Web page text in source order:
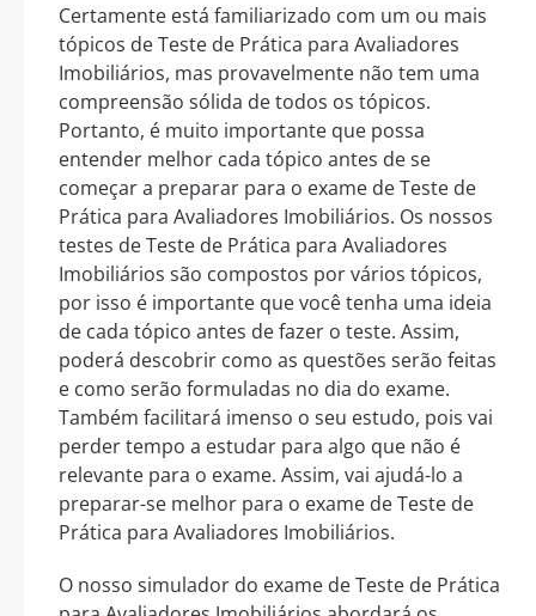
Certamente está familiarizado com um ou mais
tópicos de Teste de Prática para Avaliadores
Imobiliários, mas provavelmente não tem uma
compreensão sólida de todos os tópicos.
Portanto, é muito importante que possa
entender melhor cada tópico antes de se
começar a preparar para o exame de Teste de
Prática para Avaliadores Imobiliários. Os nossos
testes de Teste de Prática para Avaliadores
Imobiliários são compostos por vários tópicos,
por isso é importante que você tenha uma ideia
de cada tópico antes de fazer o teste. Assim,
poderá descobrir como as questões serão feitas
e como serão formuladas no dia do exame.
Também facilitará imenso o seu estudo, pois vai
perder tempo a estudar para algo que não é
relevante para o exame. Assim, vai ajudá-lo a
preparar-se melhor para o exame de Teste de
Prática para Avaliadores Imobiliários.
O nosso simulador do exame de Teste de Prática